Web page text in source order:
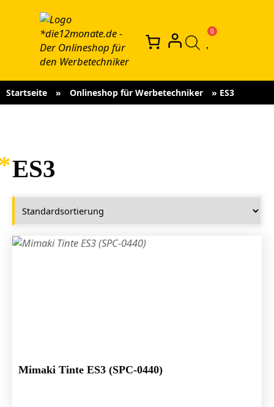
Startseite » Onlineshop für Werbetechniker » ES3
ES3
Mimaki Tinte ES3 (SPC-0440)